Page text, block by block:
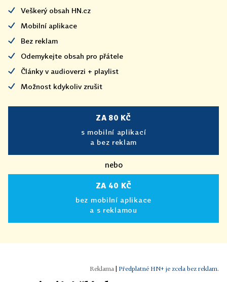
Veškerý obsah HN.cz
Mobilní aplikace
Bez reklam
Odemykejte obsah pro přátele
Články v audioverzi + playlist
Možnost kdykoliv zrušit
ZA 80 KČ
s mobilní aplikací
a bez reklam
nebo
ZA 40 KČ
bez mobilní aplikace
a s reklamou
Předplatné HN+ je zcela bez reklam.